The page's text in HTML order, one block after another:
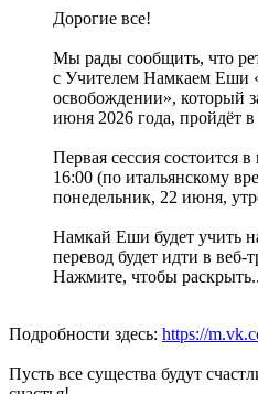
Дорогие все!
Мы рады сообщить, что
с Учителем Намкаем Еши
освобождении», который
июня 2026 года, пройдёт
Первая сессия состоится
16:00 (по итальянскому
понедельник, 22 июня,
Намкай Еши будет учить
перевод будет идти в веб-
Нажмите, чтобы
Подробности здесь: https://
Пусть все существа будут